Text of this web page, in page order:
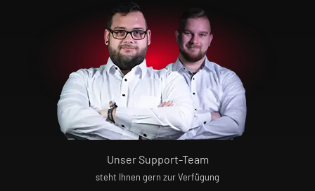
Unser Support-Team
steht Ihnen gern zur Verfügung